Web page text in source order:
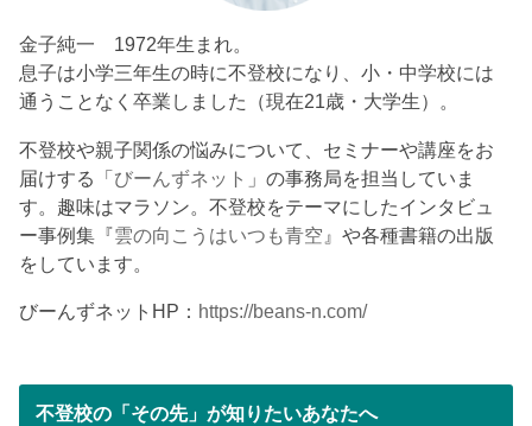
金子純一 1972年生まれ。
息子は小学三年生の時に不登校になり、小・中学校には
通うことなく卒業しました（現在21歳・大学生）。
不登校や親子関係の悩みについて、セミナーや講座をお
届けする「びーんずネット 」の事務局を担当していま
す。趣味はマラソン。不登校をテーマにしたインタビュ
ー事例集『雲の向こうはいつも青空 』や各種書籍の出版
をしています。
びーんずネットHP： https://beans-n.com/
不登校の「その先」が知りたいあなたへ